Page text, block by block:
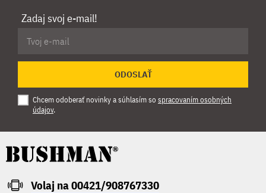
Zadaj svoj e-mail!
ODOSLAŤ
Chcem odoberať novinky a súhlasím so spracovaním osobných
údajov.
Volaj na 00421/908767330